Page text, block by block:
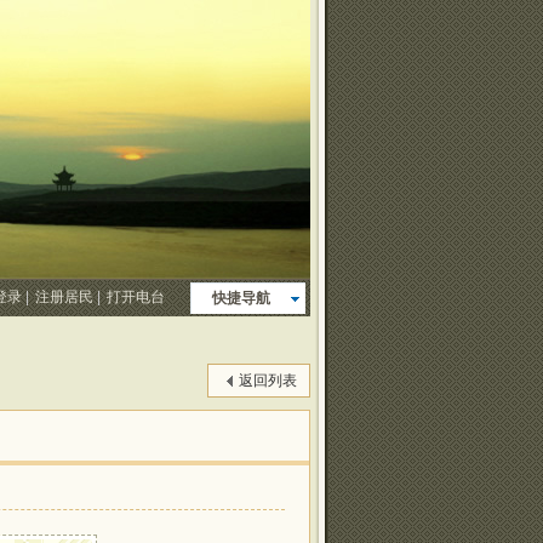
快捷导航
录 | 注册居民 | 打开电台
返回列表